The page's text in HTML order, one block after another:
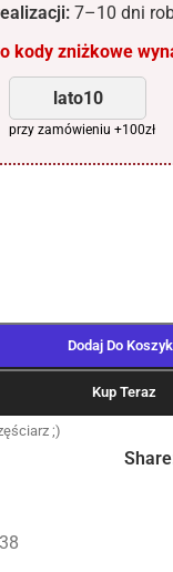
7–10 dni
kody zniżkowe
lato10
przy zamówieniu +100zł
Dodaj Do
Kup Teraz
;)